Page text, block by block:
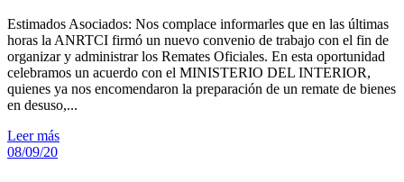
Estimados Asociados: Nos complace informarles que en las últimas
horas la ANRTCI firmó un nuevo convenio de trabajo con el fin de
organizar y administrar los Remates Oficiales. En esta oportunidad
celebramos un acuerdo con el MINISTERIO DEL INTERIOR,
quienes ya nos encomendaron la preparación de un remate de bienes
en desuso,...
Leer más
08/09/20